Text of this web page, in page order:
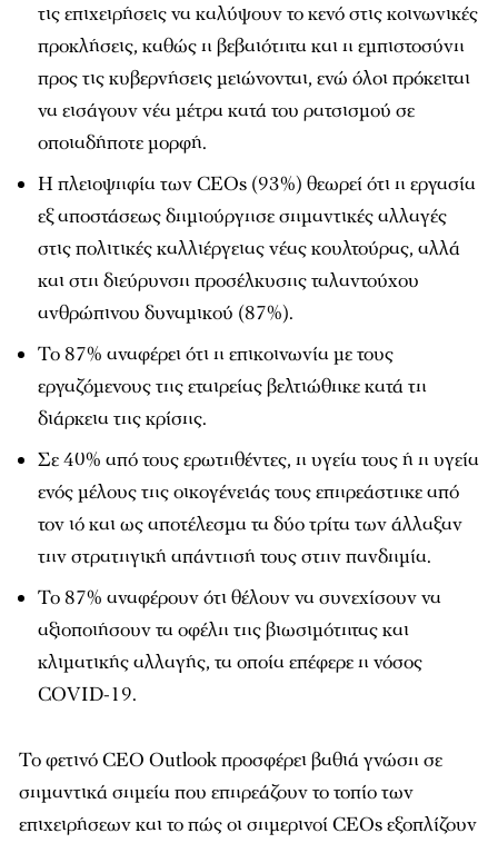
τις επιχειρήσεις να καλύψουν το κενό στις κοινωνικές
προκλήσεις, καθώς η βεβαιότητα και η εμπιστοσύνη
προς τις κυβερνήσεις μειώνονται, ενώ όλοι πρόκειται
να εισάγουν νέα μέτρα κατά του ρατσισμού σε
οποιαδήποτε μορφή.
Η πλειοψηφία των CEOs (93%) θεωρεί ότι η εργασία
εξ αποστάσεως δημιούργησε σημαντικές αλλαγές
στις πολιτικές καλλιέργειας νέας κουλτούρας, αλλά
και στη διεύρυνση προσέλκυσης ταλαντούχου
ανθρώπινου δυναμικού (87%).
Το 87% αναφέρει ότι η επικοινωνία με τους
εργαζόμενους της εταιρείας βελτιώθηκε κατά τη
διάρκεια της κρίσης.
Σε 40% από τους ερωτηθέντες, η υγεία τους ή η υγεία
ενός μέλους της οικογένειάς τους επηρεάστηκε από
τον ιό και ως αποτέλεσμα τα δύο τρίτα των άλλαξαν
την στρατηγική απάντησή τους στην πανδημία.
Το 87% αναφέρουν ότι θέλουν να συνεχίσουν να
αξιοποιήσουν τα οφέλη της βιωσιμότητας και
κλιματικής αλλαγής, τα οποία επέφερε η νόσος
COVID-19.
Το φετινό CEO Outlook προσφέρει βαθιά γνώση σε
σημαντικά σημεία που επηρεάζουν το τοπίο των
επιχειρήσεων και το πώς οι σημερινοί CEOs εξοπλίζουν